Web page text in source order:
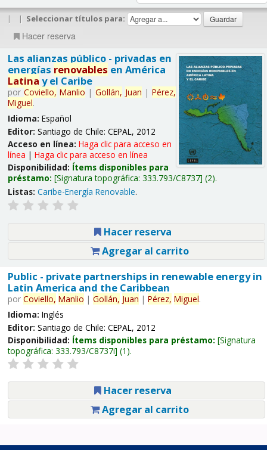
| | Seleccionar títulos para:
Hacer reserva
Las alianzas público - privadas en
energías renovables en América
Latina y el Caribe
por Coviello, Manlio | Gollán, Juan | Pérez,
Miguel.
Idioma: Español
Editor: Santiago de Chile: CEPAL, 2012
Acceso en línea: Haga clic para acceso en
línea | Haga clic para acceso en línea
Disponibilidad: Ítems disponibles para
préstamo: Signatura topográfica: 333.793/C8737 (2).
Listas: Caribe-Energía Renovable.
Hacer reserva
Agregar al carrito
Public - private partnerships in renewable energy in
Latin America and the Caribbean
por Coviello, Manlio | Gollán, Juan | Pérez, Miguel.
Idioma: Inglés
Editor: Santiago de Chile: CEPAL, 2012
Disponibilidad: Ítems disponibles para préstamo: Signatura
topográfica: 333.793/C8737i (1).
Hacer reserva
Agregar al carrito